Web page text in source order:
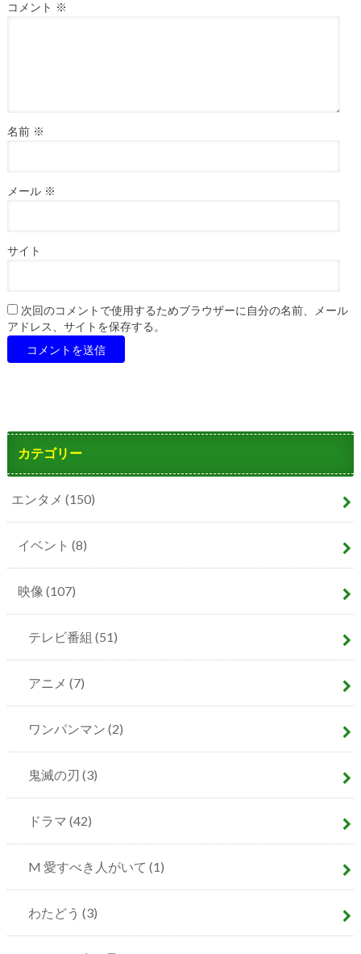
コメント ※
名前 ※
メール ※
サイト
次回のコメントで使用するためブラウザーに自分の名前、メール
アドレス、サイトを保存する。
カテゴリー
エンタメ (150)
イベント (8)
映像 (107)
テレビ番組 (51)
アニメ (7)
ワンパンマン (2)
鬼滅の刃 (3)
ドラマ (42)
M 愛すべき人がいて (1)
わたどう (3)